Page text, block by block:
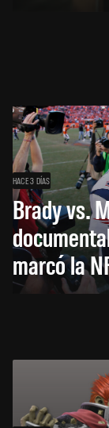
HACE 3 DÍAS
Brady vs.
marcó la